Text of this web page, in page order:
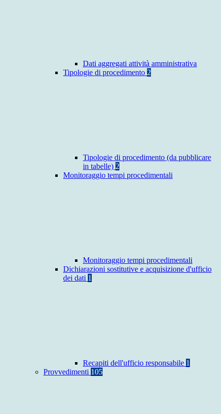
Dati aggregati attività amministrativa
Tipologie di procedimento 2
Tipologie di procedimento (da pubblicare
in tabelle) 2
Monitoraggio tempi procedimentali
Monitoraggio tempi procedimentali
Dichiarazioni sostitutive e acquisizione d'ufficio
dei dati 1
Recapiti dell'ufficio responsabile 1
Provvedimenti 105